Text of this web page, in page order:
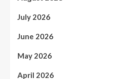
July 2026
June 2026
May 2026
April 2026